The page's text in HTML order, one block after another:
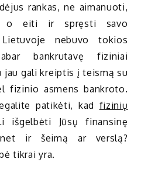
rankas, ne aimanuoti,
o eiti ir spręsti savo
nebuvo tokios
bankrutavę fiziniai
jau gali kreiptis į teismą su
fizinio asmens bankroto.
patikėti, kad fizinių
išgelbėti Jūsų finansinę
ir šeimą ar verslą?
tikrai yra.